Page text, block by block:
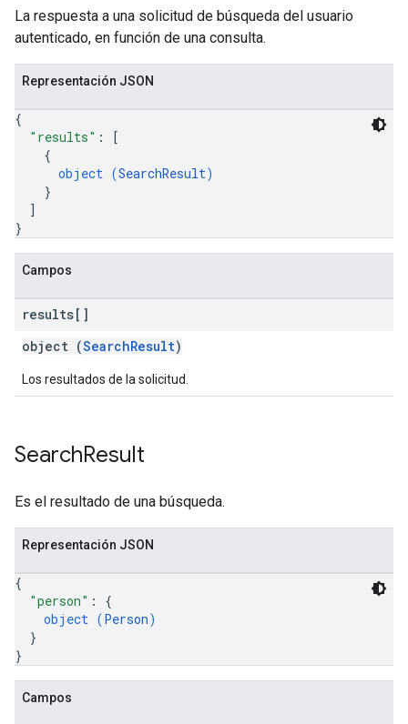
La respuesta a una solicitud de búsqueda del usuario
autenticado, en función de una consulta.
Representación JSON
{
"results" :
[
{
object (SearchResult)
}
]
}
Campos
results[]
object (SearchResult)
Los resultados de la solicitud.
SearchResult
Es el resultado de una búsqueda.
Representación JSON
{
"person" : {
object (Person)
}
}
Campos